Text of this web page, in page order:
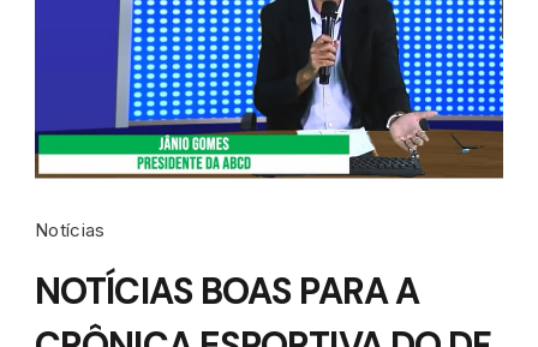
Notícias
NOTÍCIAS BOAS PARA A